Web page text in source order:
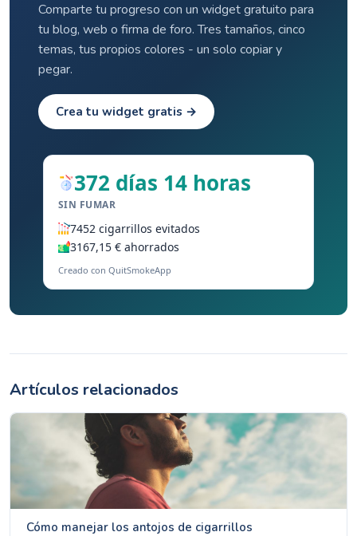
Comparte tu progreso con un widget gratuito para
tu blog, web o firma de foro. Tres tamaños, cinco
temas, tus propios colores - un solo copiar y
pegar.
Crea tu widget gratis →
372 días 14 horas
SIN FUMAR
7452 cigarrillos evitados
3167,15 € ahorrados
Creado con QuitSmokeApp
Artículos relacionados
Cómo manejar los antojos de cigarrillos